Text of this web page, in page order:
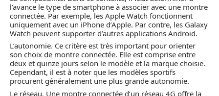
l’avance le type de smartphone à associer avec une montre
connectée. Par exemple, les Apple Watch fonctionnent
uniquement avec un iPhone d’Apple. Par contre, les Galaxy
Watch peuvent supporter d’autres applications Android.
L’autonomie. Ce critère est très important pour orienter
son choix de montre connectée. Elle est comprise entre
deux et quinze jours selon le modèle et la marque choisie.
Cependant, il est à noter que les modèles sportifs
procurent généralement une plus grande autonomie.
Le réseau. Une montre connectée d’un réseau 4G offre la